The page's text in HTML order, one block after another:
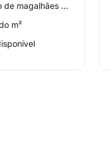
rua general couto de magalhães 1525, Higienópolis
m²